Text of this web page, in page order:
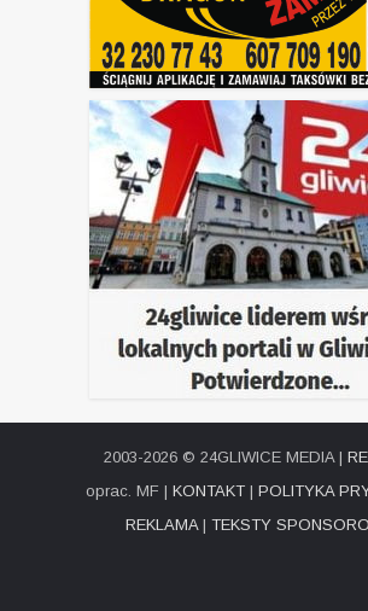
2003-2026 © 24GLIWICE MEDIA |
oprac. MF | KONTAKT| POLITYKA
REKLAMA| TEKSTY